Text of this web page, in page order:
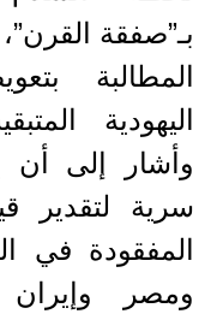
بـ”صفقة
المطالبة
اليهودية
وأشار إلى أن
سرية لتقدير
المفقودة في
ومصر وإيران